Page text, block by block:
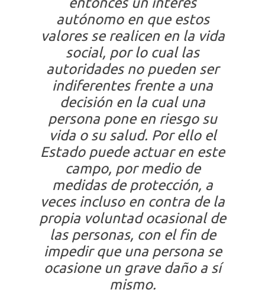
autónomo en que estos
valores se realicen en la vida
social, por lo cual las
autoridades no pueden ser
indiferentes frente a una
decisión en la cual una
persona pone en riesgo su
vida o su salud. Por ello el
Estado puede actuar en este
campo, por medio de
medidas de protección, a
veces incluso en contra de la
propia voluntad ocasional de
las personas, con el fin de
impedir que una persona se
ocasione un grave daño a sí
mismo.